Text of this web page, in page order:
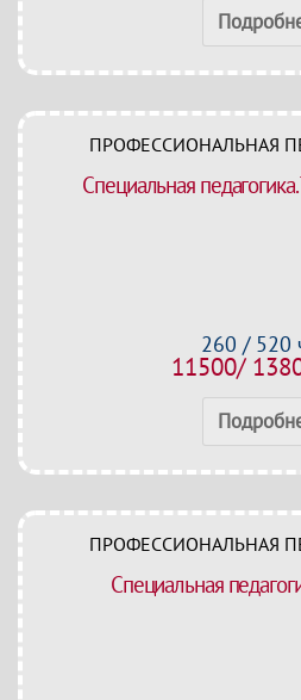
ПРОФЕССИОНАЛЬНАЯ
Специальная
260 / 520
11500/
ПРОФЕССИОНАЛЬНАЯ
Специальная